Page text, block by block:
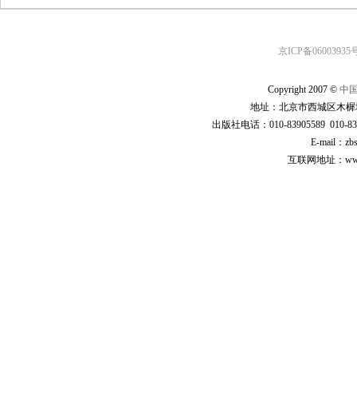
京ICP备06003935
Copyright 2007 © 中
地址：北京市西城区木
出版社电话：010-83905589 010-
E-mail：
互联网地址：